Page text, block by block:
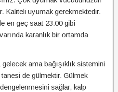
Kaliteli uyumak gerekmektedir.
en geç saat 23:00 gibi
karanlık bir ortamda
ama bağışıklık sistemini
de gülmektir. Gülmek
sağlar, kalp